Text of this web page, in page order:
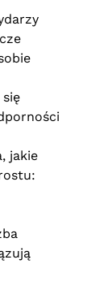
jakie